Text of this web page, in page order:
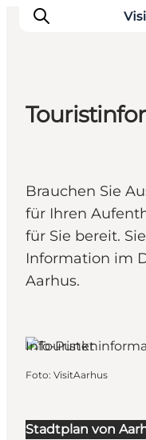
Erlebnisse
Unterkünfte
Reiseplanung
Brauchen Sie
für Ihren
für Sie bereit.
Information im
Aarhus.
Stadtplan von
Info-Punkt
Foto: VisitAarhus